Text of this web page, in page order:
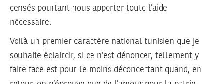
censés pourtant nous apporter toute l’aide
nécessaire.
Voilà un premier caractère national tunisien que je
souhaite éclaircir, si ce n’est dénoncer, tellement y
faire face est pour le moins déconcertant quand, en